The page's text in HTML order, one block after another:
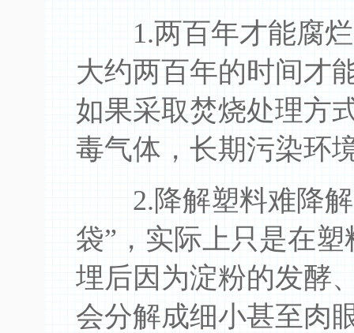
1.两百年才能腐烂
大约两百年的时间才
如果采取焚烧处理方
毒气体，长期污染环
2.降解塑料难降解
袋”，实际上只是在
埋后因为淀粉的发酵
会分解成细小甚至肉